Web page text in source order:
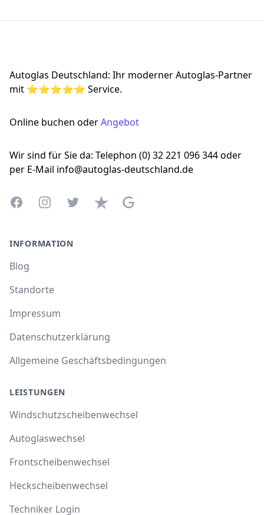
Autoglas Deutschland: Ihr moderner Autoglas-Partner
mit ⭐⭐⭐⭐⭐ Service.
Online buchen oderAngebot
Wir sind für Sie da: Telephon (0) 32 221 096 344 oder
per E-Mail info@autoglas-deutschland.de
FacebookInstagramTwitterTrustpilotGoogle Business Profile
INFORMATION
Blog
Standorte
Impressum
Datenschutzerklärung
Allgemeine Geschäftsbedingungen
LEISTUNGEN
Windschutzscheibenwechsel
Autoglaswechsel
Frontscheibenwechsel
Heckscheibenwechsel
Techniker Login